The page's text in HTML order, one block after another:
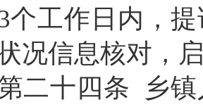
个工作日内，
况信息核对，
二十四条 乡